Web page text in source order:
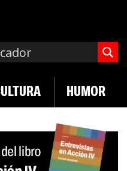
HUMOR
| Denuncias por